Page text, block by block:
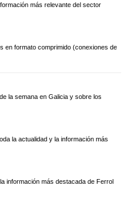
más relevante del sector
en formato comprimido (conexiones de
la semana en Galicia y sobre los
la actualidad y la información más
información más destacada de Ferrol